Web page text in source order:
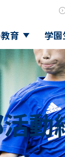
育 学
動